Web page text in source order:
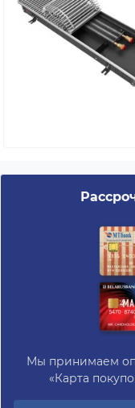
Мы принимаем
«Карта